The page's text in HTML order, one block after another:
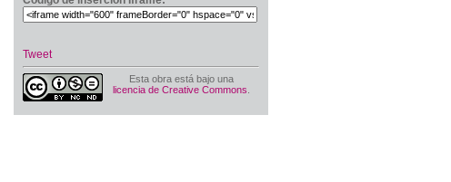
Tweet
Esta obra está bajo una
licencia de Creative Commons